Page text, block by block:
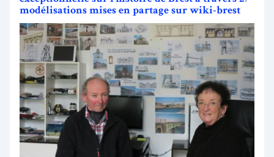
modélisations mises en partage sur wiki-brest